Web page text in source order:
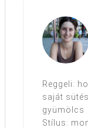
Reggeli:
saját
gyümölcs
Stílus: